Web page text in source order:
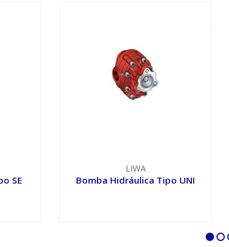
SE
LIWA
Bomba Hidráulica Tipo UNI